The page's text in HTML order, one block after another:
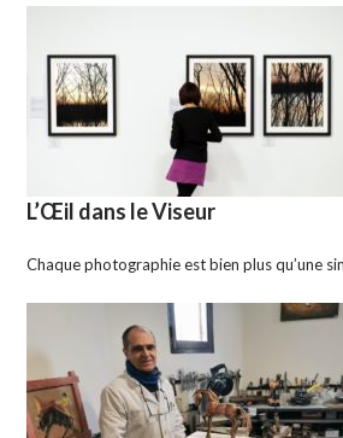
L’Œil dans le Viseur
Chaque photographie est bien plus qu’une